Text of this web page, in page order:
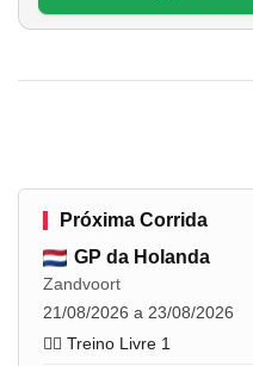
Próxima Corrida
GP da Holanda
Zandvoort
21/08/2026 a 23/08/2026
🏋️‍♂️ Treino Livre 1